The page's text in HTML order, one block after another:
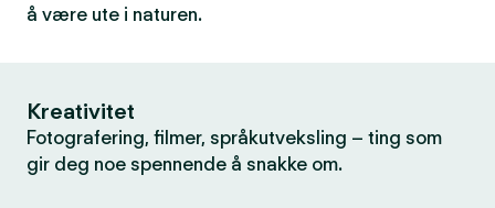
å være ute i naturen.
Kreativitet
Fotografering, filmer, språkutveksling – ting som
gir deg noe spennende å snakke om.